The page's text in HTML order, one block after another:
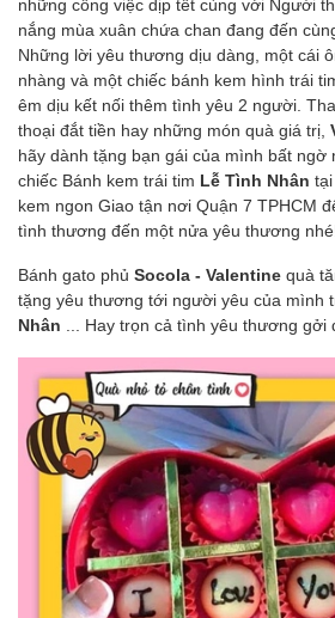
những công việc dịp tết cùng với Người
nắng mùa xuân chứa chan đang đến
Những lời yêu thương dịu dàng, một cái
nhàng và một chiếc bánh kem hình trái
êm dịu kết nối thêm tình yêu 2 người.
thoại đắt tiền hay những món quà giá trị,
hãy dành tặng bạn gái của mình bất ngờ
chiếc Bánh kem trái tim Lễ Tình Nhân
kem ngon Giao tận nơi Quận 7 TPHCM
tình thương đến một nửa yêu thương
Bánh gato phủ Socola - Valentine quà
tặng yêu thương tới người yêu của mình
Nhân ... Hay trọn cả tình yêu thương gởi